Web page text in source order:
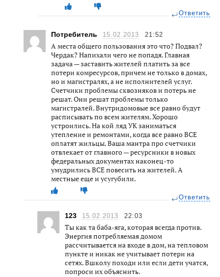
Ответить
Потребитель 15.02.2013 21:52
А места общего пользования это что? Подвал?
Чердак? Напихали чего не попадя. Главная
задача — заставить жителей платить за все
потери комресурсов, причем не только в домах,
но и магистралях, а не исполнителей услуг.
Счетчики проблемы сквозняков и потерь не
решат. Они решат проблемы только
магистралей. Внутридомовые все равно будут
расписывать по всем жителям. Хорошо
устроились. На кой ляд УК заниматься
утепление и ремонтами, когда все равно ВСЕ
оплатят жильцы. Ваша мантра про счетчики
отвлекает от главного — ресурсники в новых
федеральных документах наконец-то
умудрились ВСЕ повесить на жителей. А
местные еще и усугубили.
Ответить
123 15.02.2013 22:03
Ты как та баба-яга, которая всегда против.
Энергия потребляемая домом
рассчитывается на входе в дом, на тепловом
пункте и никак не учитывает потери на
сетях. Вшколу походи или если дети учатся,
попроси их объяснить.